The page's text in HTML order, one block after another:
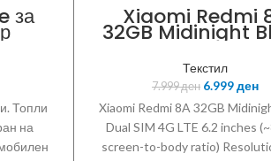
за
Топли
на
Xiaomi Redmi
32GB Midinight
Текстил
7.999ден 6.999ден
Xiaomi Redmi 8A 32GB
Dual SIM 4G LTE 6.2 inches
screen-to-body ratio)